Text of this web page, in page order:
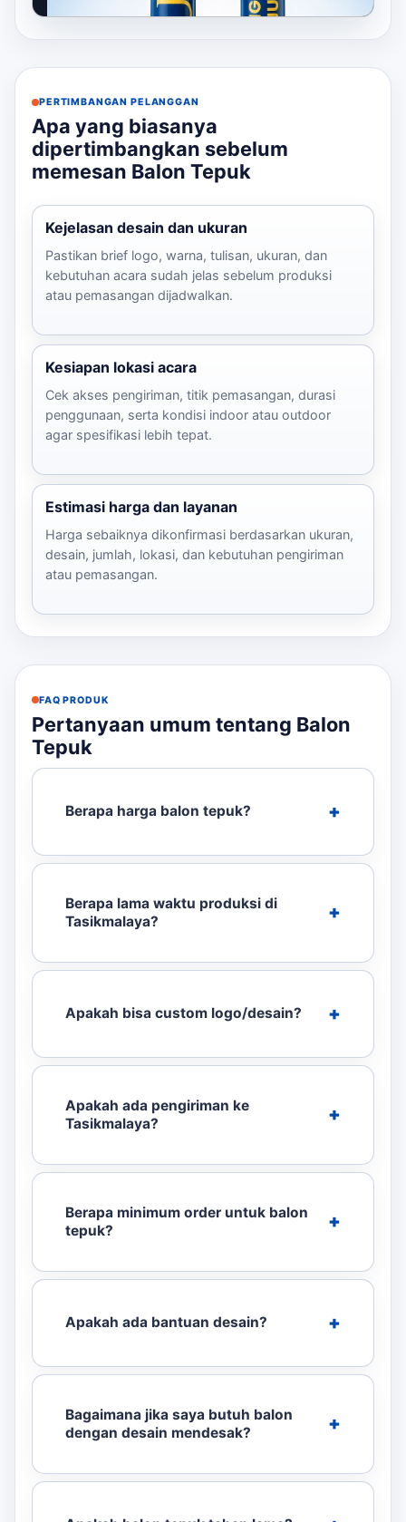
mulai dari gathering, seminar, launc...
PERTIMBANGAN PELANGGAN
Apa yang biasanya
dipertimbangkan sebelum
memesan Balon Tepuk
Kejelasan desain dan ukuran
Pastikan brief logo, warna, tulisan, ukuran, dan
kebutuhan acara sudah jelas sebelum produksi
atau pemasangan dijadwalkan.
Kesiapan lokasi acara
Cek akses pengiriman, titik pemasangan, durasi
penggunaan, serta kondisi indoor atau outdoor
agar spesifikasi lebih tepat.
Estimasi harga dan layanan
Harga sebaiknya dikonfirmasi berdasarkan ukuran,
desain, jumlah, lokasi, dan kebutuhan pengiriman
atau pemasangan.
FAQ PRODUK
Pertanyaan umum tentang Balon
Tepuk
Berapa harga balon tepuk?
Berapa lama waktu produksi di
Tasikmalaya?
Apakah bisa custom logo/desain?
Apakah ada pengiriman ke
Tasikmalaya?
Berapa minimum order untuk balon
tepuk?
Apakah ada bantuan desain?
Bagaimana jika saya butuh balon
dengan desain mendesak?